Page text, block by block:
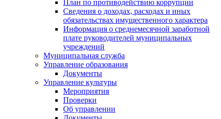
План по противодействию коррупции
Сведения о доходах, расходах и иных
обязательствах имущественного характера
Информация о среднемесячной заработной
плате руководителей муниципальных
учреждений
Муниципальная служба
Управление образования
Документы
Управление культуры
Мероприятия
Проверки
Об управлении